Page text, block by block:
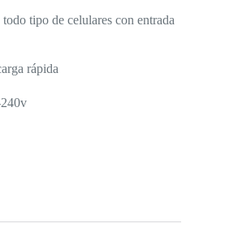
tipo de celulares con entrada
rápida